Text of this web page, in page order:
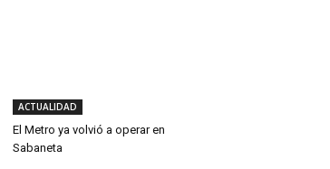
ACTUALIDAD
El Metro ya volvió a operar en
Sabaneta